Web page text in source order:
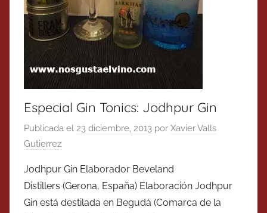
Especial Gin Tonics: Jodhpur Gin
Publicada el 23 diciembre, 2013 por Xavier Valls
Gutierrez
Jodhpur Gin Elaborador Beveland
Distillers (Gerona, España) Elaboración Jodhpur
Gin está destilada en Begudà (Comarca de la